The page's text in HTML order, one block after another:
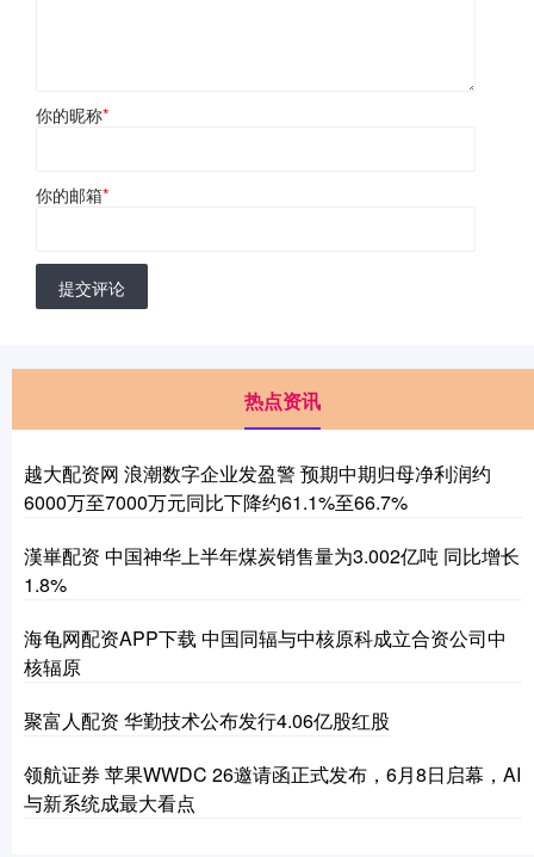
你的昵称*
你的邮箱*
提交评论
热点资讯
越大配资网 浪潮数字企业发盈警 预期中期归母净利润约
6000万至7000万元同比下降约61.1%至66.7%
漢崋配资 中国神华上半年煤炭销售量为3.002亿吨 同比增长
1.8%
海龟网配资APP下载 中国同辐与中核原科成立合资公司中
核辐原
聚富人配资 华勤技术公布发行4.06亿股红股
领航证券 苹果WWDC 26邀请函正式发布，6月8日启幕，AI
与新系统成最大看点